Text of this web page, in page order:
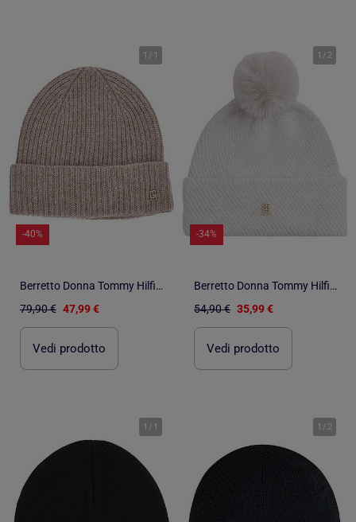
1 / 1
-40%
Berretto Donna Tommy Hilfiger in Cashmere
79,90 € 47,99 €
Vedi prodotto
1 / 2
-34%
Berretto Donna Tommy Hilfiger con Pompon
54,90 € 35,99 €
Vedi prodotto
1 / 1 1 / 2